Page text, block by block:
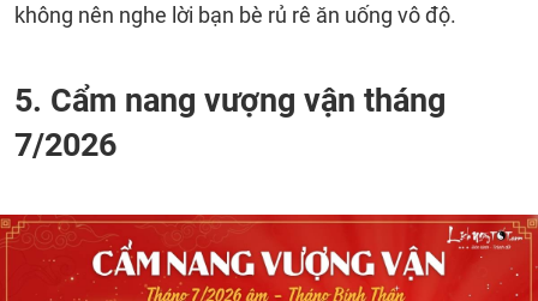
không nên nghe lời bạn bè rủ rê ăn uống vô độ.
5. Cẩm nang vượng vận tháng
7/2026